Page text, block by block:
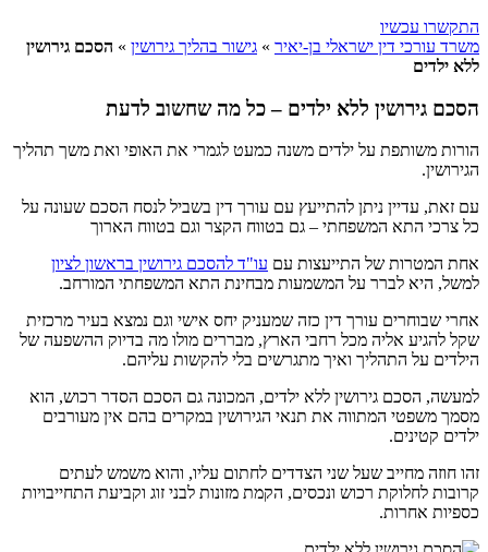
התקשרו עכשיו
משרד עורכי דין ישראלי בן-יאיר » גישור בהליך גירושין » הסכם גירושין
ללא ילדים
הסכם גירושין ללא ילדים – כל מה שחשוב לדעת
הורות משותפת על ילדים משנה כמעט לגמרי את האופי ואת משך תהליך
הגירושין.
עם זאת, עדיין ניתן להתייעץ עם עורך דין בשביל לנסח הסכם שעונה על
כל צרכי התא המשפחתי – גם בטווח הקצר וגם בטווח הארוך
אחת המטרות של התייעצות עם עו"ד להסכם גירושין בראשון לציון
למשל, היא לברר על המשמעות מבחינת התא המשפחתי המורחב.
אחרי שבוחרים עורך דין כזה שמעניק יחס אישי וגם נמצא בעיר מרכזית
שקל להגיע אליה מכל רחבי הארץ, מבררים מולו מה בדיוק ההשפעה של
הילדים על התהליך ואיך מתגרשים בלי להקשות עליהם.
למעשה, הסכם גירושין ללא ילדים, המכונה גם הסכם הסדר רכוש, הוא
מסמך משפטי המתווה את תנאי הגירושין במקרים בהם אין מעורבים
ילדים קטינים.
זהו חוזה מחייב שעל שני הצדדים לחתום עליו, והוא משמש לעתים
קרובות לחלוקת רכוש ונכסים, הקמת מזונות לבני זוג וקביעת התחייבויות
כספיות אחרות.